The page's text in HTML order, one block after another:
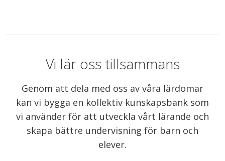
Vi lär oss tillsammans
Genom att dela med oss av våra lärdomar
kan vi bygga en kollektiv kunskapsbank som
vi använder för att utveckla vårt lärande och
skapa bättre undervisning för barn och
elever.